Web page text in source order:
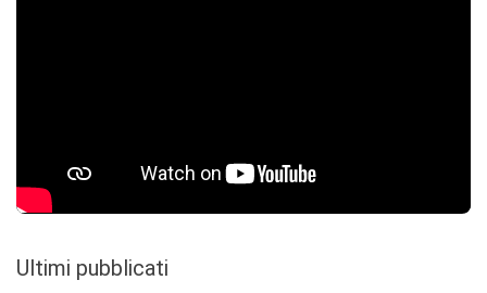
Ultimi pubblicati